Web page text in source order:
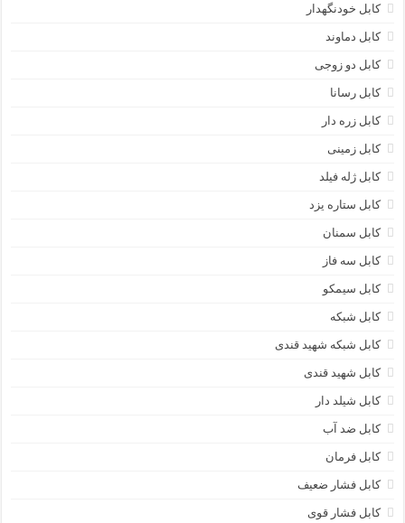
کابل خودنگهدار
کابل دماوند
کابل دو زوجی
کابل رسانا
کابل زره دار
کابل زمینی
کابل ژله فیلد
کابل ستاره یزد
کابل سمنان
کابل سه فاز
کابل سیمکو
کابل شبکه
کابل شبکه شهید قندی
کابل شهید قندی
کابل شیلد دار
کابل ضد آب
کابل فرمان
کابل فشار ضعیف
کابل فشار قوی